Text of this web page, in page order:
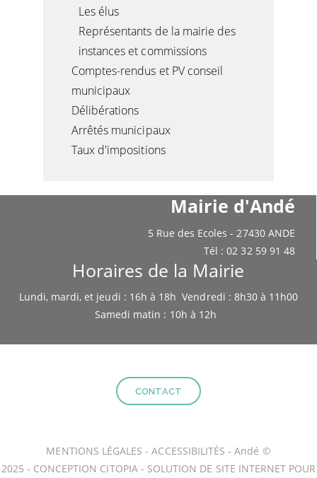
Les élus
Représentants de la mairie des
instances et commissions
Comptes-rendus et PV conseil
municipaux
Délibérations
Arrêtés municipaux
Taux d'impositions
Mairie d'Andé
5 Rue des Ecoles - 27430 ANDE
Tél : 02 32 59 91 48
Horaires de la Mairie
Lundi, mardi, et jeudi : 16h à 18h Vendredi : 8h30 à 11h00
Samedi matin : 10h à 12h
CONTACT
MENTIONS LÉGALES -ACCESSIBILITÉS - Andé ©
2025 - CONCEPTION CITOPIA- SOLUTION DE SITE INTERNET POUR